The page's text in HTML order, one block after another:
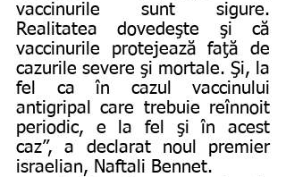
vaccinurile sunt sigure.
Realitatea dovedeşte şi că
vaccinurile protejează faţă de
cazurile severe şi mortale. Şi, la
fel ca în cazul vaccinului
antigripal care trebuie reînnoit
periodic, e la fel şi în acest
caz”, a declarat noul premier
israelian, Naftali Bennet.